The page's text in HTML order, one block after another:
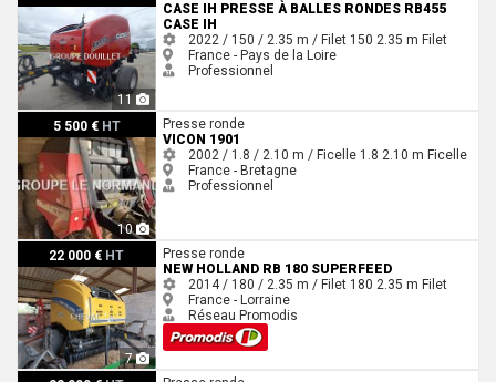
11
CASE IH PRESSE À BALLES RONDES RB455
CASE IH
2022 / 150 / 2.35 m / Filet 150 2.35 m Filet
France - Pays de la Loire
Professionnel
5 500 € HT
10
Vicon 1901
Presse ronde
VICON 1901
2002 / 1.8 / 2.10 m / Ficelle 1.8 2.10 m Ficelle
France - Bretagne
Professionnel
22 000 € HT
7
New Holland Rb 180 superfeedPresse ronde
NEW HOLLAND RB 180 SUPERFEED
2014 / 180 / 2.35 m / Filet 180 2.35 m Filet
France - Lorraine
Réseau Promodis
New Holland Rollbelt 180 superfeed